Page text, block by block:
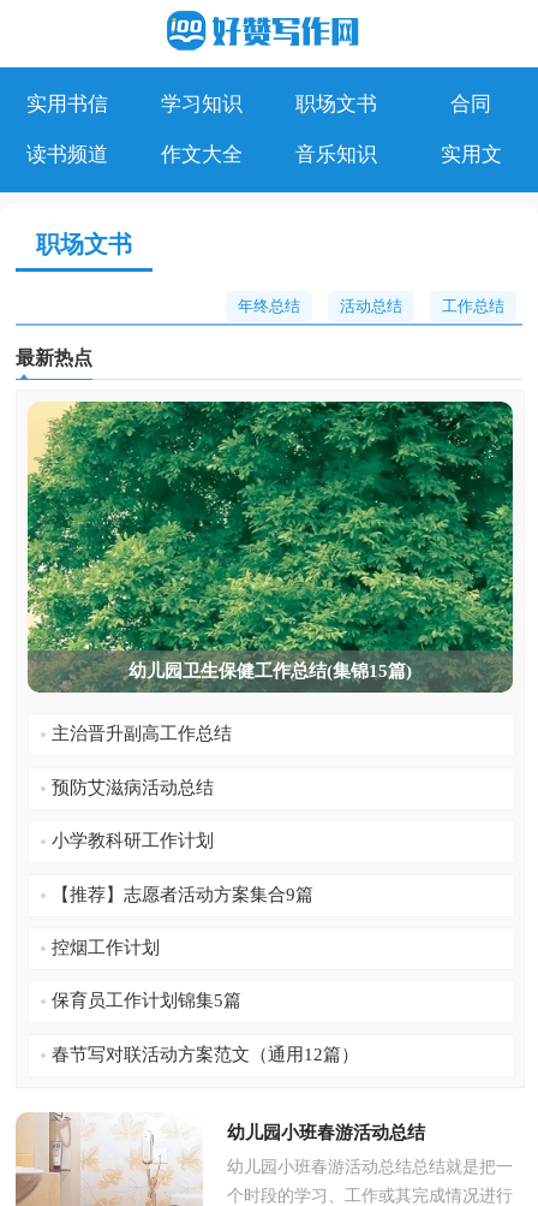
实用书信 学习知识 职场文书 合同
读书频道 作文大全 音乐知识 实用文
职场文书
工作总结
活动总结
年终总结
职业规划
自我评价
最新热点
幼儿园卫生保健工作总结(集锦15篇)
主治晋升副高工作总结
预防艾滋病活动总结
小学教科研工作计划
【推荐】志愿者活动方案集合9篇
控烟工作计划
保育员工作计划锦集5篇
春节写对联活动方案范文（通用12篇）
幼儿园小班春游活动总结
幼儿园小班春游活动总结总结就是把一
个时段的学习、工作或其完成情况进行